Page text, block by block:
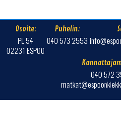
Osoite:
PL 54
02231 ESPOO
Puhelin:
040 573 2553
040 572